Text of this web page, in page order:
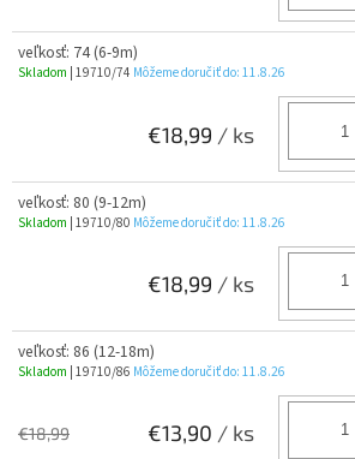
veľkosť: 74 (6-9m)
Skladom | 19710/74 Môžeme doručiť do: 11.8.26
€18,99 / ks
veľkosť: 80 (9-12m)
Skladom | 19710/80 Môžeme doručiť do: 11.8.26
€18,99 / ks
veľkosť: 86 (12-18m)
Skladom | 19710/86 Môžeme doručiť do: 11.8.26
€18,99 €13,90 / ks